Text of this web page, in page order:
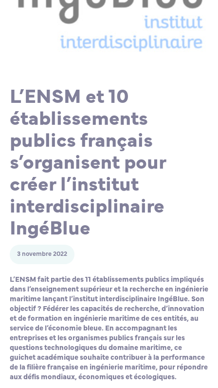
Lycée Professionnel Maritime de Bastia
Nos engagements
L’ENSM recrute
Contacts de la Recherche à l’ENSM
L'international
Évènements internationaux
Nos partenaires
La scolarité et la vie étudiante
Bourses d’études
Faire un don
L’ENSM et 10
établissements
publics français
s’organisent pour
créer l’institut
interdisciplinaire
IngéBlue
3 novembre 2022
L’ENSM fait partie des 11 établissements publics impliqués
dans l’enseignement supérieur et la recherche en ingénierie
maritime lançant l’institut interdisciplinaire IngéBlue. Son
objectif ? Fédérer les capacités de recherche, d’innovation
et de formation en ingénierie maritime de ces entités, au
service de l’économie bleue. En accompagnant les
entreprises et les organismes publics français sur les
questions technologiques du domaine maritime, ce
guichet académique souhaite contribuer à la performance
de la filière française en ingénierie maritime, pour répondre
aux défis mondiaux, économiques et écologiques.